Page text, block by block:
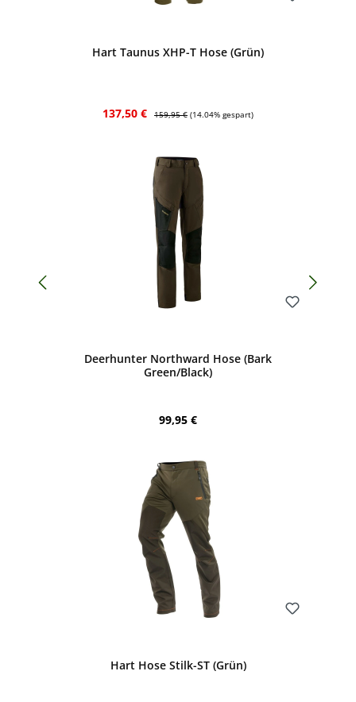
Hart Taunus XHP-T Hose (Grün)
Verkaufspreis:
137,50 € Regulärer Preis:
159,95 € (14.04% gespart)
Deerhunter Northward Hose (Bark
Green/Black)
Regulärer Preis:
99,95 €
Hart Hose Stilk-ST (Grün)